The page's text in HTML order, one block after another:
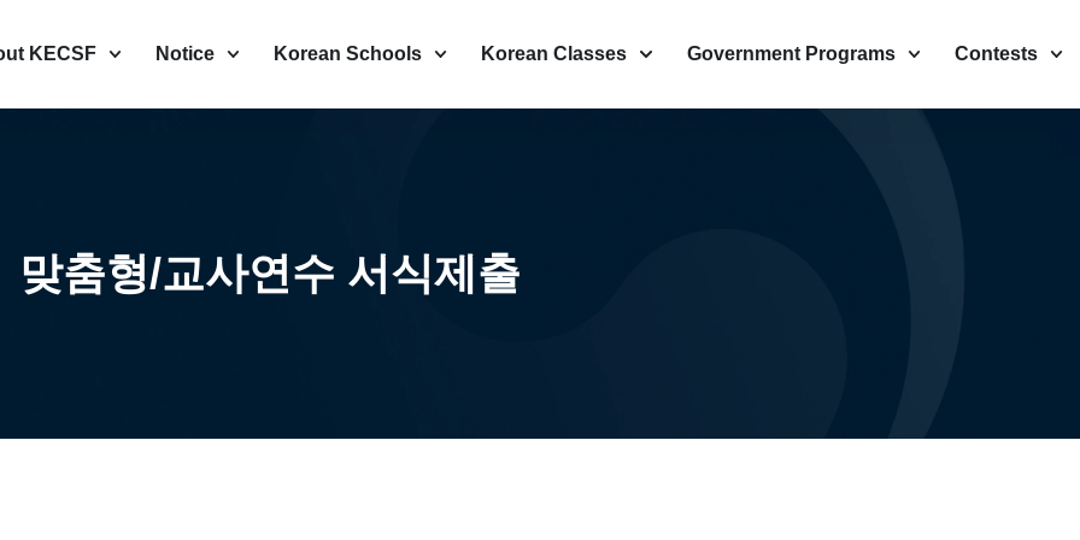
KECSF Notice Korean Schools Korean Classes Government Programs Contests
맞춤형/교사연수 서식제출